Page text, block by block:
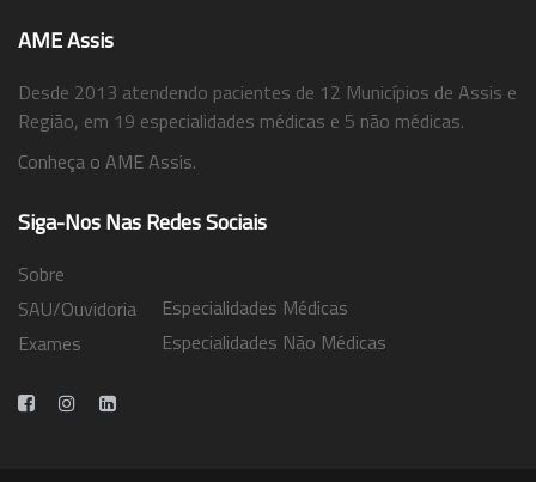
AME Assis
Desde 2013 atendendo pacientes de 12 Municípios de Assis e
Região, em 19 especialidades médicas e 5 não médicas.
Conheça o AME Assis.
Siga-Nos Nas Redes Sociais
Sobre
SAU/Ouvidoria
Exames
Especialidades Médicas
Especialidades Não Médicas